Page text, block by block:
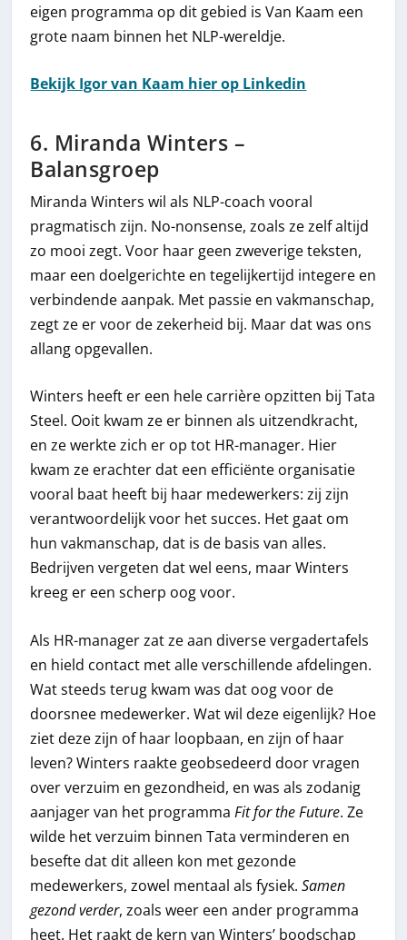
eigen programma op dit gebied is Van Kaam een
grote naam binnen het NLP-wereldje.
Bekijk Igor van Kaam hier op Linkedin
6. Miranda Winters –
Balansgroep
Miranda Winters wil als NLP-coach vooral
pragmatisch zijn. No-nonsense, zoals ze zelf altijd
zo mooi zegt. Voor haar geen zweverige teksten,
maar een doelgerichte en tegelijkertijd integere en
verbindende aanpak. Met passie en vakmanschap,
zegt ze er voor de zekerheid bij. Maar dat was ons
allang opgevallen.
Winters heeft er een hele carrière opzitten bij Tata
Steel. Ooit kwam ze er binnen als uitzendkracht,
en ze werkte zich er op tot HR-manager. Hier
kwam ze erachter dat een efficiënte organisatie
vooral baat heeft bij haar medewerkers: zij zijn
verantwoordelijk voor het succes. Het gaat om
hun vakmanschap, dat is de basis van alles.
Bedrijven vergeten dat wel eens, maar Winters
kreeg er een scherp oog voor.
Als HR-manager zat ze aan diverse vergadertafels
en hield contact met alle verschillende afdelingen.
Wat steeds terug kwam was dat oog voor de
doorsnee medewerker. Wat wil deze eigenlijk? Hoe
ziet deze zijn of haar loopbaan, en zijn of haar
leven? Winters raakte geobsedeerd door vragen
over verzuim en gezondheid, en was als zodanig
aanjager van het programmaFit for the Future. Ze
wilde het verzuim binnen Tata verminderen en
besefte dat dit alleen kon met gezonde
medewerkers, zowel mentaal als fysiek.Samen
gezond verder, zoals weer een ander programma
heet. Het raakt de kern van Winters’ boodschap